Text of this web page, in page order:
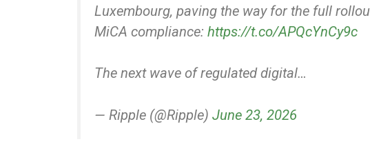
Luxembourg, paving the way for the full
MiCA compliance: https://t.co/APQcYnCy9c
The next wave of regulated digital…
— Ripple (@Ripple) June 23, 2026